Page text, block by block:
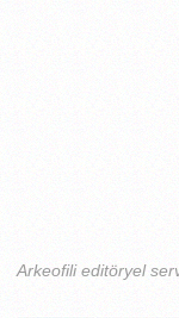
Arkeofili editöryel